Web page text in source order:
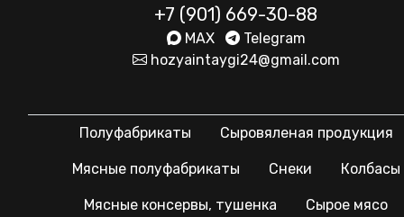
+7 (901) 669-30-88
MAX
Telegram
hozyaintaygi24@gmail.com
Полуфабрикаты Сыровяленая продукция
Мясные полуфабрикаты Снеки Колбасы
Мясные консервы, тушенка Сырое мясо